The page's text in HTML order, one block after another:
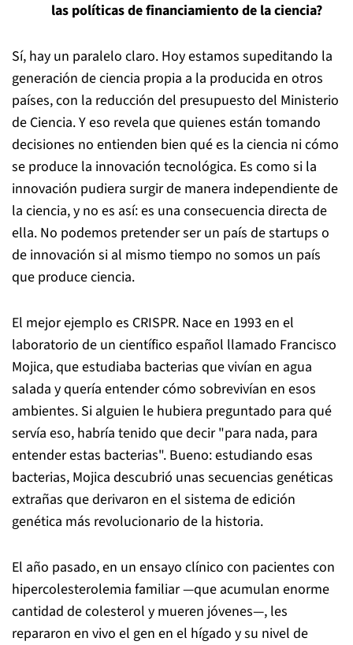
las políticas de financiamiento de la ciencia?
Sí, hay un paralelo claro. Hoy estamos supeditando la
generación de ciencia propia a la producida en otros
países, con la reducción del presupuesto del Ministerio
de Ciencia. Y eso revela que quienes están tomando
decisiones no entienden bien qué es la ciencia ni cómo
se produce la innovación tecnológica. Es como si la
innovación pudiera surgir de manera independiente de
la ciencia, y no es así: es una consecuencia directa de
ella. No podemos pretender ser un país de startups o
de innovación si al mismo tiempo no somos un país
que produce ciencia.
El mejor ejemplo es CRISPR. Nace en 1993 en el
laboratorio de un científico español llamado Francisco
Mojica, que estudiaba bacterias que vivían en agua
salada y quería entender cómo sobrevivían en esos
ambientes. Si alguien le hubiera preguntado para qué
servía eso, habría tenido que decir "para nada, para
entender estas bacterias". Bueno: estudiando esas
bacterias, Mojica descubrió unas secuencias genéticas
extrañas que derivaron en el sistema de edición
genética más revolucionario de la historia.
El año pasado, en un ensayo clínico con pacientes con
hipercolesterolemia familiar —que acumulan enorme
cantidad de colesterol y mueren jóvenes—, les
repararon en vivo el gen en el hígado y su nivel de